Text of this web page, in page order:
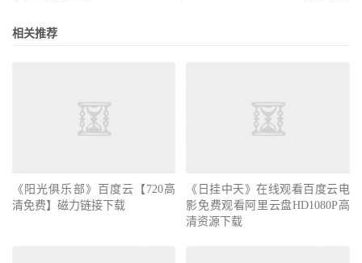
相关推荐
《阳光俱乐部》百度云【720高
清免费】磁力链接下载
《日挂中天》在线观看百度云电
影免费观看阿里云盘HD1080P高
清资源下载